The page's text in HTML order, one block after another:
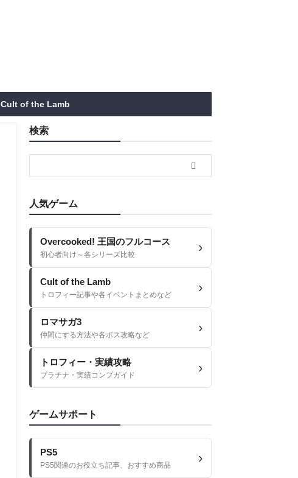
Cult of the Lamb
検索
人気ゲーム
Overcooked! 王国のフルコース
初心者向け～各シリーズ比較
Cult of the Lamb
トロフィー記事や各イベントまとめなど
ロマサガ3
仲間にする方法や各ボス攻略など
トロフィー・実績攻略
プラチナ・実績コンプガイド
ゲームサポート
PS5
PS5関連のお役立ち記事、おすすめ商品